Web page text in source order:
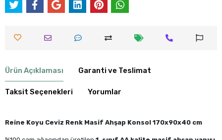
Ürün Açıklaması Garanti ve Teslimat
Taksit Seçenekleri Yorumlar
Reine Koyu Ceviz Renk Masif Ahşap Konsol 170x90x40 cm